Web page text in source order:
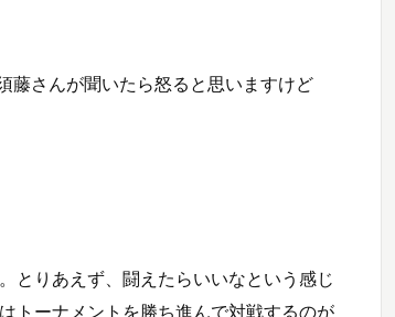
藤さんが聞いたら怒ると思いますけど
とりあえず、闘えたらいいなという感じ
トーナメントを勝ち進んで対戦するのが